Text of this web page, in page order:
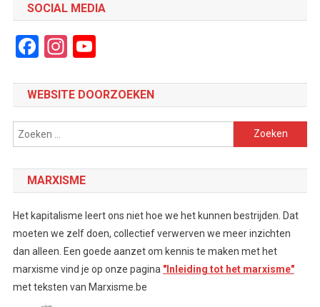
SOCIAL MEDIA
Facebook
Instagram
YouTube
WEBSITE DOORZOEKEN
Zoeken
naar:
MARXISME
Het kapitalisme leert ons niet hoe we het kunnen bestrijden. Dat
moeten we zelf doen, collectief verwerven we meer inzichten
dan alleen. Een goede aanzet om kennis te maken met het
marxisme vind je op onze pagina "Inleiding tot het marxisme"
met teksten van Marxisme.be